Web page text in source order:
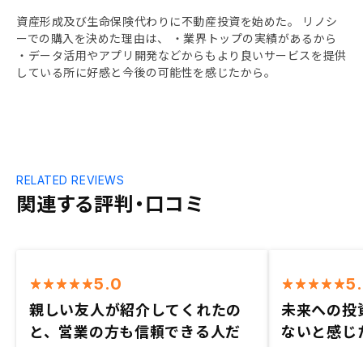
資産形成及び生命保険代わりに不動産投資を始めた。 リノシ
ーでの購入を決めた理由は、 ・業界トップの実績があるから
・データ活用やアプリ開発などからもより良いサービスを提供
している所に好感と今後の可能性を感じたから。
関連する評判・口コミ
RELATED REVIEWS
5.0
親しい友人が紹介してくれたの
と、営業の方も信頼できる人だ
未来への投
ないと感じ